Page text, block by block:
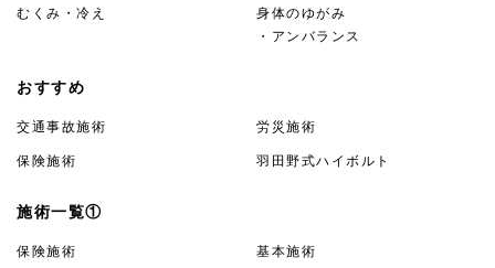
むくみ・冷え
身体のゆがみ
・アンバランス
おすすめ
交通事故施術 労災施術
保険施術 羽田野式ハイボルト
施術一覧①
保険施術 基本施術